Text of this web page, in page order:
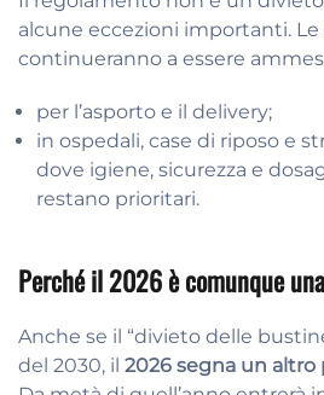
alcune eccezioni importanti.
continueranno a essere
per l’asporto e il delivery;
in ospedali, case di riposo e
dove igiene, sicurezza e
restano prioritari.
Perché il 2026 è comunque
Anche se il “divieto delle
del 2030, il 2026 segna un altro